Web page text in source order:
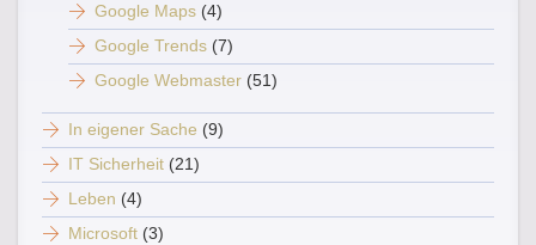
Google Maps (4)
Google Trends (7)
Google Webmaster (51)
In eigener Sache (9)
IT Sicherheit (21)
Leben (4)
Microsoft (3)